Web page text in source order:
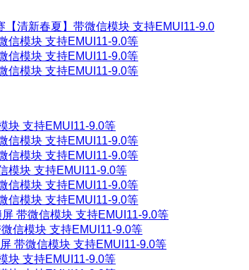
【清新春夏】带微信模块 支持EMUI11-9.0
信模块 支持EMUI11-9.0等
信模块 支持EMUI11-9.0等
信模块 支持EMUI11-9.0等
块 支持EMUI11-9.0等
信模块 支持EMUI11-9.0等
信模块 支持EMUI11-9.0等
模块 支持EMUI11-9.0等
信模块 支持EMUI11-9.0等
信模块 支持EMUI11-9.0等
带微信模块 支持EMUI11-9.0等
信模块 支持EMUI11-9.0等
带微信模块 支持EMUI11-9.0等
块 支持EMUI11-9.0等